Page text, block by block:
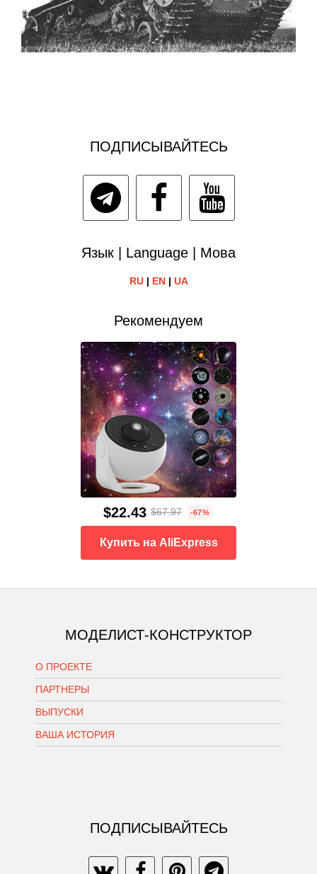
ПОДПИСЫВАЙТЕСЬ
Язык | Language | Мова
RU| EN| UA
Рекомендуем
$22.43 $67.97 -67%
Купить на AliExpress
МОДЕЛИСТ-КОНСТРУКТОР
О ПРОЕКТЕ
ПАРТНЕРЫ
ВЫПУСКИ
ВАША ИСТОРИЯ
ПОДПИСЫВАЙТЕСЬ